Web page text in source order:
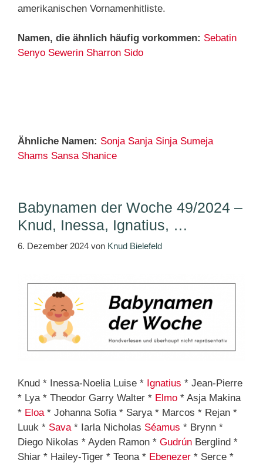
amerikanischen Vornamenhitliste.
Namen, die ähnlich häufig vorkommen: Sebatin
Senyo Sewerin Sharron Sido
Ähnliche Namen: Sonja Sanja Sinja Sumeja
Shams Sansa Shanice
Babynamen der Woche 49/2024 –
Knud, Inessa, Ignatius, …
6. Dezember 2024 von Knud Bielefeld
Knud * Inessa-Noelia Luise * Ignatius * Jean-Pierre
* Lya * Theodor Garry Walter * Elmo * Asja Makina
* Eloa * Johanna Sofia * Sarya * Marcos * Rejan *
Luuk * Sava * Iarla Nicholas Séamus * Brynn *
Diego Nikolas * Ayden Ramon * Gudrún Berglind *
Shiar * Hailey-Tiger * Teona * Ebenezer * Serce *